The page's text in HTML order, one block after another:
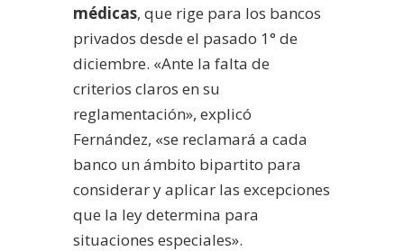
médicas, que rige para los bancos
privados desde el pasado 1° de
diciembre. «Ante la falta de
criterios claros en su
reglamentación», explicó
Fernández, «se reclamará a cada
banco un ámbito bipartito para
considerar y aplicar las excepciones
que la ley determina para
situaciones especiales».